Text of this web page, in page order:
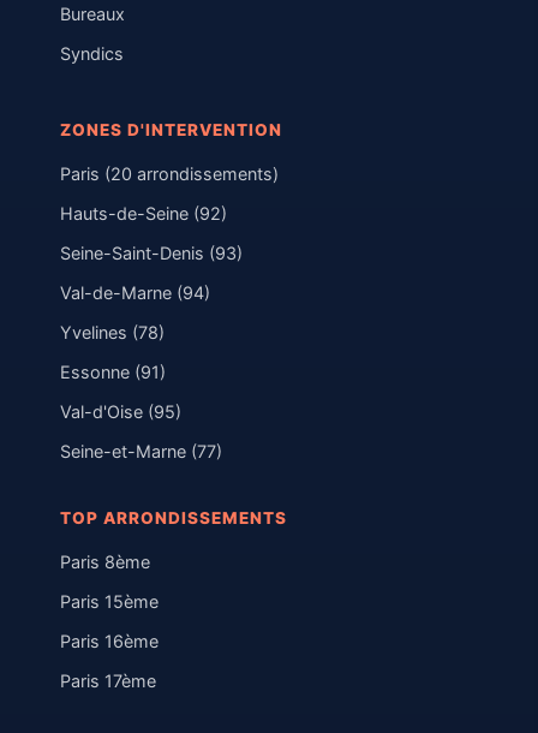
Bureaux
Syndics
ZONES D'INTERVENTION
Paris (20 arrondissements)
Hauts-de-Seine (92)
Seine-Saint-Denis (93)
Val-de-Marne (94)
Yvelines (78)
Essonne (91)
Val-d'Oise (95)
Seine-et-Marne (77)
TOP ARRONDISSEMENTS
Paris 8ème
Paris 15ème
Paris 16ème
Paris 17ème